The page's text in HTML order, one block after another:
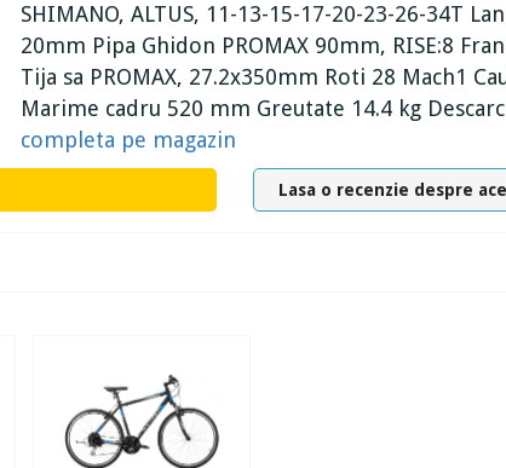
SHIMANO, ALTUS, 11-13-15-17-20-23-26-34T
20mm Pipa Ghidon PROMAX 90mm, RISE:8
Tija sa PROMAX, 27.2x350mm Roti 28 Mach1
Marime cadru 520 mm Greutate 14.4 kg
completa pe magazin
Lasa o recenzie despre